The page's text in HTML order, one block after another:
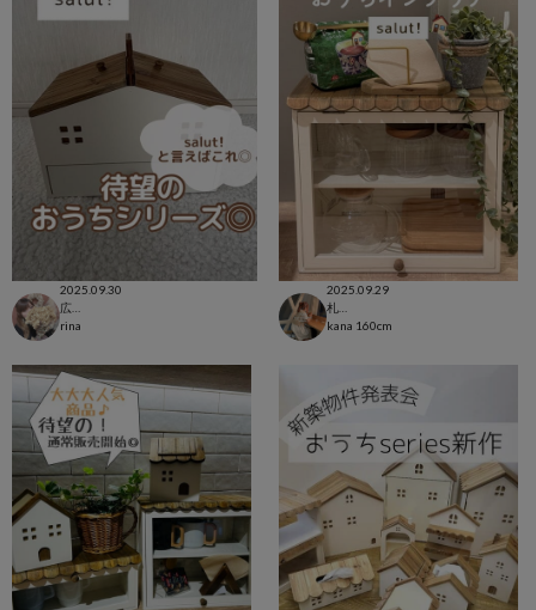
2025.09.30
rina
2025.09.29
札幌アピア店
kana 160cm